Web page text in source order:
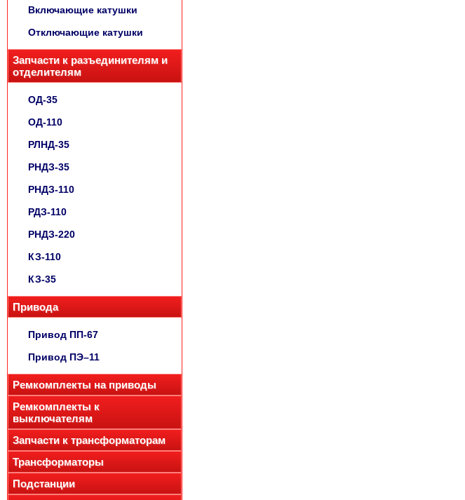
Включающие катушки
Отключающие катушки
Запчасти к разъединителям и
отделителям
ОД-35
ОД-110
РЛНД-35
РНДЗ-35
РНДЗ-110
РДЗ-110
РНДЗ-220
КЗ-110
КЗ-35
Привода
Привод ПП-67
Привод ПЭ–11
Ремкомплекты на приводы
Ремкомплекты к
выключателям
Запчасти к трансформаторам
Трансформаторы
Подстанции